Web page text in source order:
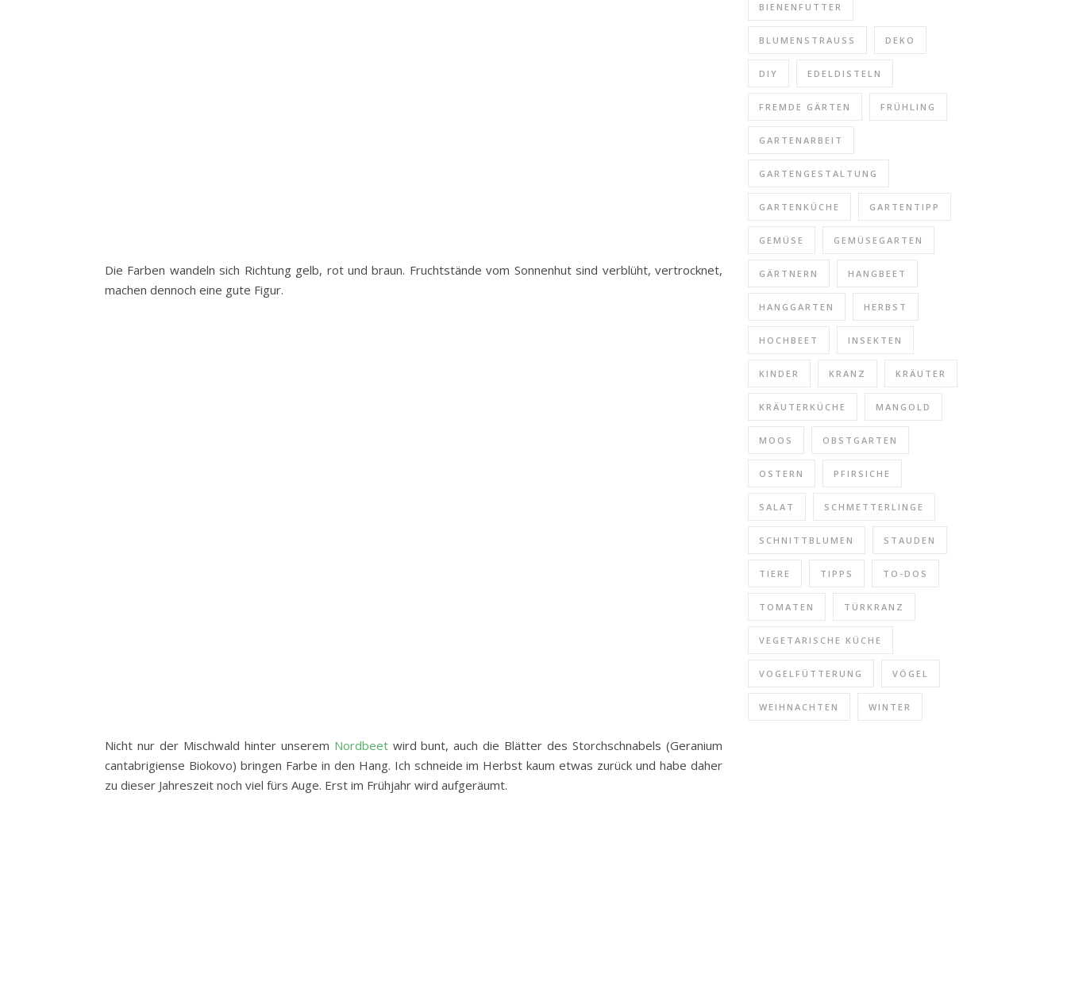
Die Farben wandeln sich Richtung gelb, rot und braun. Fruchtstände vom Sonnenhut sind verblüht, vertrocknet,
machen dennoch eine gute Figur.
Nicht nur der Mischwald hinter unserem Nordbeetwird bunt, auch die Blätter des Storchschnabels (Geranium
cantabrigiense Biokovo) bringen Farbe in den Hang. Ich schneide im Herbst kaum etwas zurück und habe daher
zu dieser Jahreszeit noch viel fürs Auge. Erst im Frühjahr wird aufgeräumt.
BIENENFUTTER
BLUMENSTRAUSS DEKO
DIY EDELDISTELN
FREMDE GÄRTEN FRÜHLING
GARTENARBEIT
GARTENGESTALTUNG
GARTENKÜCHE GARTENTIPP
GEMÜSE GEMÜSEGARTEN
GÄRTNERN HANGBEET
HANGGARTEN HERBST
HOCHBEET INSEKTEN
KINDER KRANZ KRÄUTER
KRÄUTERKÜCHE MANGOLD
MOOS OBSTGARTEN
OSTERN PFIRSICHE
SALAT SCHMETTERLINGE
SCHNITTBLUMEN STAUDEN
TIERE TIPPS TO-DOS
TOMATEN TÜRKRANZ
VEGETARISCHE KÜCHE
VOGELFÜTTERUNG VÖGEL
WEIHNACHTEN WINTER